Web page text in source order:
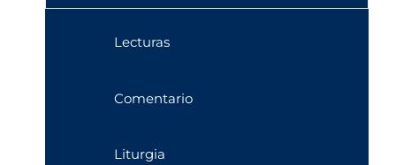
Lecturas
Comentario
Liturgia